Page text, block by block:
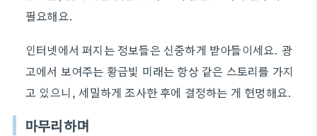
필요해요.
인터넷에서 퍼지는 정보들은 신중하게 받아들이세요. 광
고에서 보여주는 황금빛 미래는 항상 같은 스토리를 가지
고 있으니, 세밀하게 조사한 후에 결정하는 게 현명해요.
마무리하며